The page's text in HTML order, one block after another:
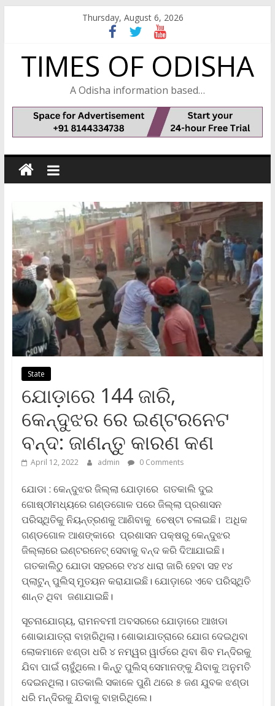
Thursday, August 6, 2026
TIMES OF ODISHA
A Odisha information based…
State
ଯୋଡ଼ାରେ 144 ଜାରି,
କେନ୍ଦୁଝର ରେ ଇଣ୍ଟରନେଟ
ବନ୍ଦ: ଜାଣନ୍ତୁ କାରଣ କଣ
April 12, 2022 admin 0 Comments
ଯୋଡା : କେନ୍ଦୁଝର ଜିଲ୍ଲା ଯୋଡ଼ାରେ ଗତକାଲି ଦୁଇ
ଗୋଷ୍ଠୀମଧ୍ୟରେ ଗଣ୍ଡଗୋଳ ପରେ ଜିଲ୍ଲା ପ୍ରଶାସନ
ପରିସ୍ଥିତିକୁ ନିୟନ୍ତ୍ରଣକୁ ଆଣିବାକୁ ଚେଷ୍ଟା ଚଳାଇଛି। ଅଧିକ
ଗଣ୍ଡଗୋଳ ଆଶଙ୍କାରେ ପ୍ରଶାସନ ପକ୍ଷରୁ କେନ୍ଦୁଝର
ଜିଲ୍ଲାରେ ଇଣ୍ଟରନେଟ୍ ସେବାକୁ ବନ୍ଦ କରି ଦିଆଯାଇଛି।
ଗତକାଲିଠୁ ଯୋଡା ସହରରେ ୧୪୪ ଧାରା ଜାରି ହେବା ସହ ୧୪
ପ୍ଲାଟୁନ୍ ପୁଲିସ୍ ମୁତୟନ କରାଯାଇଛି। ଯୋଡ଼ାରେ ଏବେ ପରିସ୍ଥିତି
ଶାନ୍ତ ଥିବା ଜଣାଯାଇଛି।
ସୂଚନାଯୋଗ୍ୟ, ରାମନବମୀ ଅବସରରେ ଯୋଡ଼ାରେ ଆଖଡା
ଶୋଭାଯାତ୍ରା ବାହାରିଥିଲା। ଶୋଭାଯାତ୍ରାରେ ଯୋଗ ଦେଇଥିବା
ଲୋକମାନେ ଝଣ୍ଡା ଧରି ୪ ନମ୍ୱର ୱାର୍ଡରେ ଥିବା ଶିବ ମନ୍ଦିରକୁ
ଯିବା ପାଇଁ ଚାହୁଁଥିଲେ। କିନ୍ତୁ ପୁଲିସ୍‌ ସେମାନଙ୍କୁ ଯିବାକୁ ଅନୁମତି
ଦେଇନଥିଲା। ଗତକାଲି ସକାଳେ ପୁଣି ଥରେ ୫ ଜଣ ଯୁବକ ଝଣ୍ଡା
ଧରି ମନ୍ଦିରକୁ ଯିବାକୁ ବାହାରିଥିଲେ।